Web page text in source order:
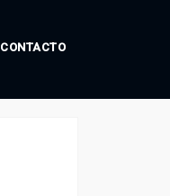
CONTACTO